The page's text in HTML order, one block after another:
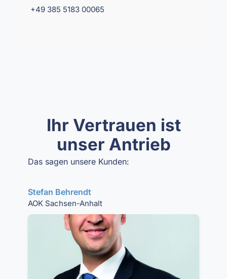
+49 385 5183 00065
Ihr Vertrauen ist
unser Antrieb
Das sagen unsere Kunden:
Stefan Behrendt
AOK Sachsen-Anhalt